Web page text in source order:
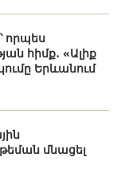
որպես
հիմք․ «Ալիք
Երևանում
մնացել